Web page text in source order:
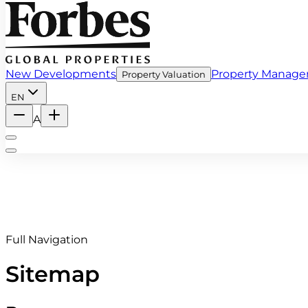
New Developments Property Valuation Property
EN
A
Full Navigation
Sitemap